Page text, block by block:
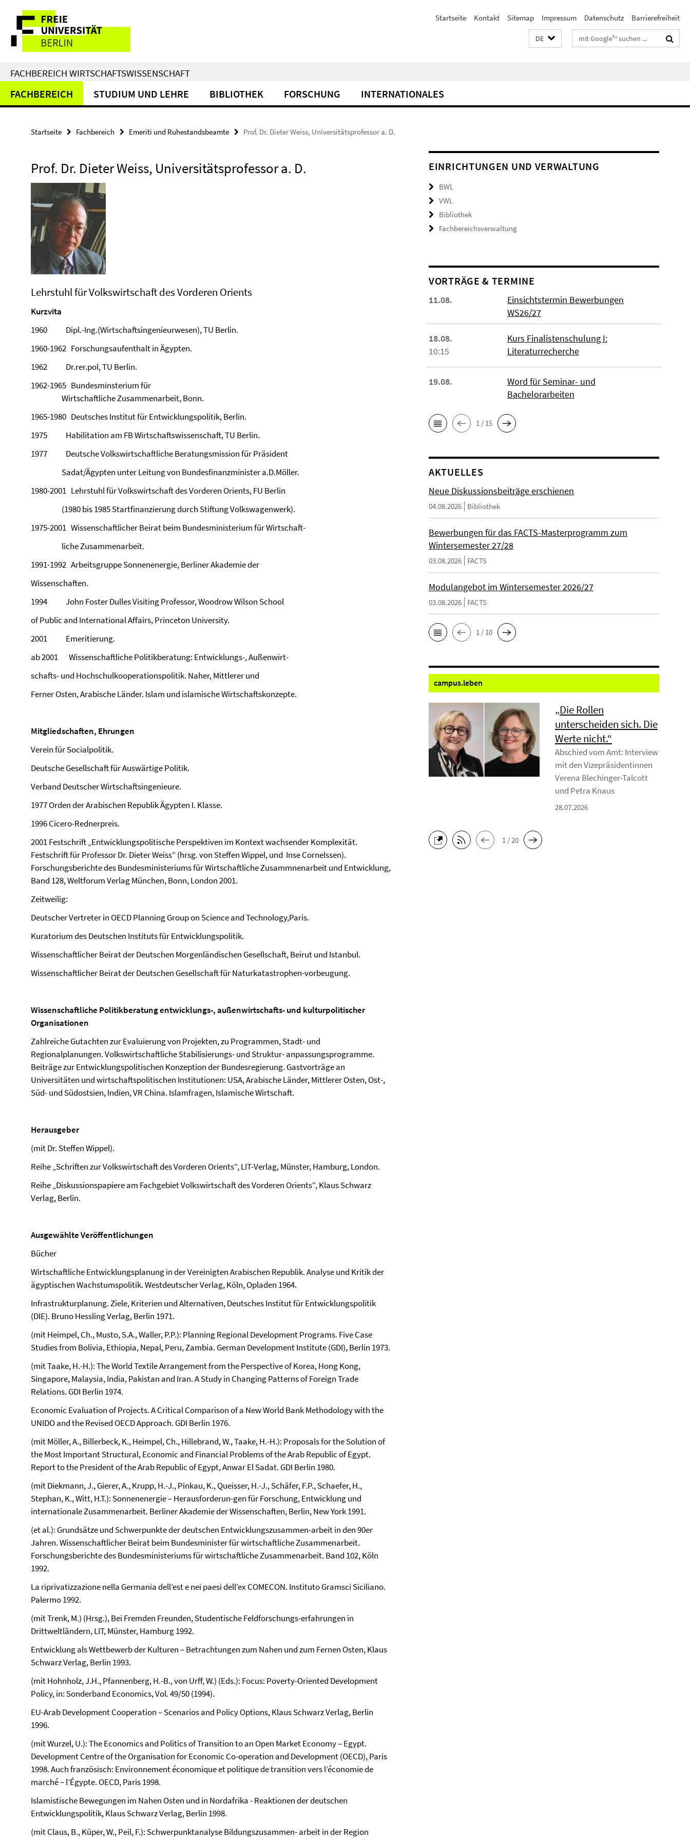
direkt
Inhalt
Service-
Navigation
Startseite Kontakt Sitemap Impressum Datenschutz Barrierefreiheit
DE Suchbegriffe
FACHBEREICH WIRTSCHAFTSWISSENSCHAFT
FACHBEREICH STUDIUM UND LEHRE BIBLIOTHEK FORSCHUNG INTERNATIONALES
Startseite Fachbereich Emeriti und Ruhestandsbeamte Prof. Dr. Dieter Weiss, Universitätsprofessor a. D.
Prof. Dr. Dieter Weiss, Universitätsprofessor a. D.
Lehrstuhl für Volkswirtschaft des Vorderen Orients
Kurzvita
1960 Dipl.-Ing.(Wirtschaftsingenieurwesen), TU Berlin.
1960-1962 Forschungsaufenthalt in Ägypten.
1962 Dr.rer.pol, TU Berlin.
1962-1965 Bundesminsterium für
Wirtschaftliche Zusammenarbeit, Bonn.
1965-1980 Deutsches Institut für Entwicklungspolitik, Berlin.
1975 Habilitation am FB Wirtschaftswissenschaft, TU Berlin.
1977 Deutsche Volkswirtschaftliche Beratungsmission für Präsident
Sadat/Ägypten unter Leitung von Bundesfinanzminister a.D.Möller.
1980-2001 Lehrstuhl für Volkswirtschaft des Vorderen Orients, FU Berlin
(1980 bis 1985 Startfinanzierung durch Stiftung Volkswagenwerk).
1975-2001 Wissenschaftlicher Beirat beim Bundesministerium für Wirtschaft-
liche Zusammenarbeit.
1991-1992 Arbeitsgruppe Sonnenenergie, Berliner Akademie der
Wissenschaften.
1994 John Foster Dulles Visiting Professor, Woodrow Wilson School
of Public and International Affairs, Princeton University.
2001 Emeritierung.
ab 2001 Wissenschaftliche Politikberatung: Entwicklungs-, Außenwirt-
schafts- und Hochschulkooperationspolitik. Naher, Mittlerer und
Ferner Osten, Arabische Länder. Islam und islamische Wirtschaftskonzepte.
Mitgliedschaften, Ehrungen
Verein für Socialpolitik.
Deutsche Gesellschaft für Auswärtige Politik.
Verband Deutscher Wirtschaftsingenieure.
1977 Orden der Arabischen Republik Ägypten I. Klasse.
1996 Cicero-Rednerpreis.
2001 Festschrift „Entwicklungspolitische Perspektiven im Kontext wachsender Komplexität.
Festschrift für Professor Dr. Dieter Weiss“ (hrsg. von Steffen Wippel, und Inse Cornelssen).
Forschungsberichte des Bundesministeriums für Wirtschaftliche Zusammnenarbeit und Entwicklung,
Band 128, Weltforum Verlag München, Bonn, London 2001.
Zeitweilig:
Deutscher Vertreter in OECD Planning Group on Science and Technology,Paris.
Kuratorium des Deutschen Instituts für Entwicklungspolitik.
Wissenschaftlicher Beirat der Deutschen Morgenländischen Gesellschaft, Beirut und Istanbul.
Wissenschaftlicher Beirat der Deutschen Gesellschaft für Naturkatastrophen-vorbeugung.
Wissenschaftliche Politikberatung entwicklungs-, außenwirtschafts- und kulturpolitischer
Organisationen
Zahlreiche Gutachten zur Evaluierung von Projekten, zu Programmen, Stadt- und
Regionalplanungen. Volkswirtschaftliche Stabilisierungs- und Struktur- anpassungsprogramme.
Beiträge zur Entwicklungspolitischen Konzeption der Bundesregierung. Gastvorträge an
Universitäten und wirtschaftspolitischen Institutionen: USA, Arabische Länder, Mittlerer Osten, Ost-,
Süd- und Südostsien, Indien, VR China. Islamfragen, Islamische Wirtschaft.
Herausgeber
(mit Dr. Steffen Wippel).
Reihe „Schriften zur Volkswirtschaft des Vorderen Orients“, LIT-Verlag, Münster, Hamburg, London.
Reihe „Diskussionspapiere am Fachgebiet Volkswirtschaft des Vorderen Orients“, Klaus Schwarz
Verlag, Berlin.
Ausgewählte Veröffentlichungen
Bücher
Wirtschaftliche Entwicklungsplanung in der Vereinigten Arabischen Republik. Analyse und Kritik der
ägyptischen Wachstumspolitik. Westdeutscher Verlag, Köln, Opladen 1964.
Infrastrukturplanung. Ziele, Kriterien und Alternativen, Deutsches Institut für Entwicklungspolitik
(DIE). Bruno Hessling Verlag, Berlin 1971.
(mit Heimpel, Ch., Musto, S.A., Waller, P.P.): Planning Regional Development Programs. Five Case
Studies from Bolivia, Ethiopia, Nepal, Peru, Zambia. German Development Institute (GDI), Berlin 1973.
(mit Taake, H.-H.): The World Textile Arrangement from the Perspective of Korea, Hong Kong,
Singapore, Malaysia, India, Pakistan and Iran. A Study in Changing Patterns of Foreign Trade
Relations. GDI Berlin 1974.
Economic Evaluation of Projects. A Critical Comparison of a New World Bank Methodology with the
UNIDO and the Revised OECD Approach. GDI Berlin 1976.
(mit Möller, A., Billerbeck, K., Heimpel, Ch., Hillebrand, W., Taake, H.-H.): Proposals for the Solution of
the Most Important Structural, Economic and Financial Problems of the Arab Republic of Egypt.
Report to the President of the Arab Republic of Egypt, Anwar El Sadat. GDI Berlin 1980.
(mit Diekmann, J., Gierer, A., Krupp, H.-J., Pinkau, K., Queisser, H.-J., Schäfer, F.P., Schaefer, H.,
Stephan, K., Witt, H.T.): Sonnenenergie – Herausforderun-gen für Forschung, Entwicklung und
internationale Zusammenarbeit. Berliner Akademie der Wissenschaften, Berlin, New York 1991.
(et al.): Grundsätze und Schwerpunkte der deutschen Entwicklungszusammen-arbeit in den 90er
Jahren. Wissenschaftlicher Beirat beim Bundesminister für wirtschaftliche Zusammenarbeit.
Forschungsberichte des Bundesministeriums für wirtschaftliche Zusammenarbeit. Band 102, Köln
1992.
La riprivatizzazione nella Germania dell’est e nei paesi dell’ex COMECON. Instituto Gramsci Siciliano.
Palermo 1992.
(mit Trenk, M.) (Hrsg.), Bei Fremden Freunden, Studentische Feldforschungs-erfahrungen in
Drittweltländern, LIT, Münster, Hamburg 1992.
Entwicklung als Wettbewerb der Kulturen – Betrachtungen zum Nahen und zum Fernen Osten, Klaus
Schwarz Verlag, Berlin 1993.
(mit Hohnholz, J.H., Pfannenberg, H.-B., von Urff, W.) (Eds.): Focus: Poverty-Oriented Development
Policy, in: Sonderband Economics, Vol. 49/50 (1994).
EU-Arab Development Cooperation – Scenarios and Policy Options, Klaus Schwarz Verlag, Berlin
1996.
(mit Wurzel, U.): The Economics and Politics of Transition to an Open Market Economy – Egypt.
Development Centre of the Organisation for Economic Co-operation and Development (OECD), Paris
1998. Auch französisch: Environnement économique et politique de transition vers l’économie de
marché – l’Égypte. OECD, Paris 1998.
Islamistische Bewegungen im Nahen Osten und in Nordafrika - Reaktionen der deutschen
Entwicklungspolitik, Klaus Schwarz Verlag, Berlin 1998.
(mit Claus, B., Küper, W., Peil, F.): Schwerpunktanalyse Bildungszusammen- arbeit in der Region
EINRICHTUNGEN UND VERWALTUNG
BWL
VWL
Bibliothek
Fachbereichsverwaltung
VORTRÄGE & TERMINE
11.08.
Einsichtstermin Bewerbungen
WS26/27
18.08.
10:15
Kurs Finalistenschulung I:
Literaturrecherche
19.08.
Word für Seminar- und
Bachelorarbeiten
1 / 15
AKTUELLES
Neue Diskussionsbeiträge erschienen
04.08.2026 Bibliothek
Bewerbungen für das FACTS-Masterprogramm zum
Wintersemester 27/28
03.08.2026 FACTS
Modulangebot im Wintersemester 2026/27
03.08.2026 FACTS
1 / 10
campus.leben
„Die Rollen
unterscheiden sich. Die
Werte nicht.“
Abschied vom Amt: Interview
mit den Vizepräsidentinnen
Verena Blechinger-Talcott
und Petra Knaus
28.07.2026
1 / 20